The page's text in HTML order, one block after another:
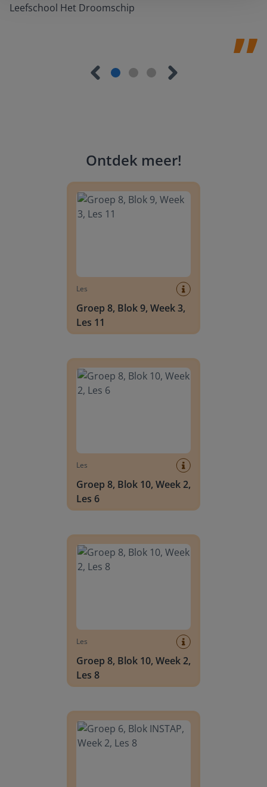
Leefschool Het Droomschip
Ontdek meer!
Les
Groep 8, Blok 9, Week 3,
Les 11
Les
Groep 8, Blok 10, Week 2,
Les 6
Les
Groep 8, Blok 10, Week 2,
Les 8